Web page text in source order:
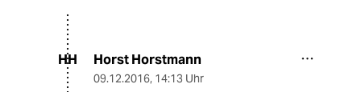
HH Horst Horstmann
09.12.2016, 14:13 Uhr